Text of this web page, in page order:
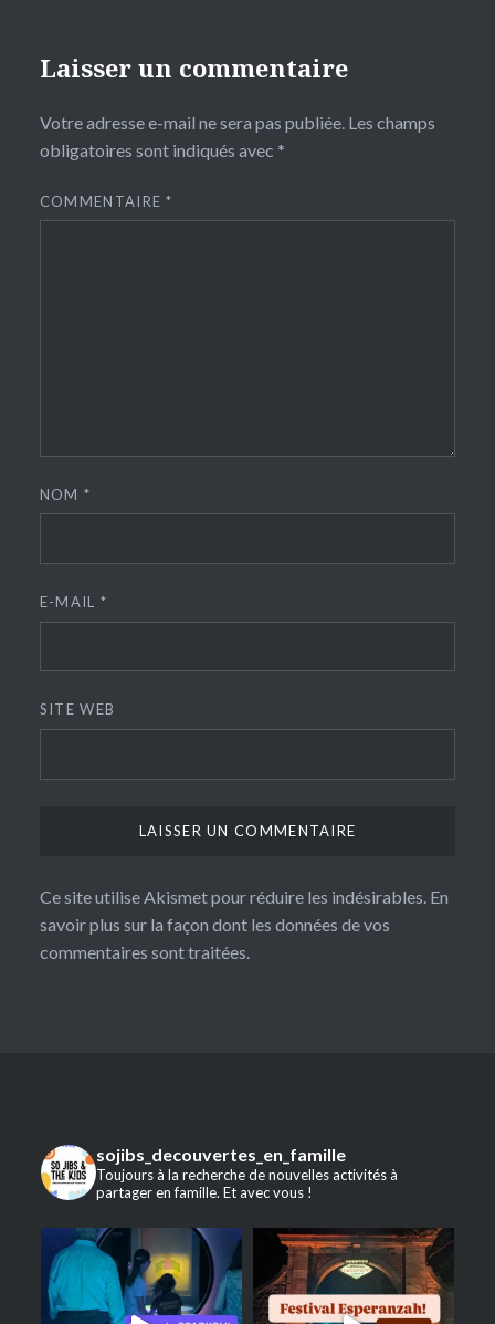
Laisser un commentaire
Votre adresse e-mail ne sera pas publiée. Les champs
obligatoires sont indiqués avec *
COMMENTAIRE*
NOM*
E-MAIL *
SITE WEB
Ce site utilise Akismet pour réduire les indésirables. En
savoir plus sur la façon dont les données de vos
commentaires sont traitées
sojibs_decouvertes_en_famille
Toujours à la recherche de nouvelles activités à
partager en famille. Et avec vous !